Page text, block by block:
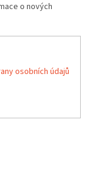
o nových
osobních údajů